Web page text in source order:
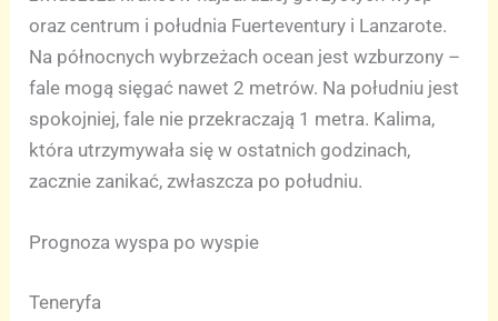
oraz centrum i południa Fuerteventury i Lanzarote.
Na północnych wybrzeżach ocean jest wzburzony –
fale mogą sięgać nawet 2 metrów. Na południu jest
spokojniej, fale nie przekraczają 1 metra. Kalima,
która utrzymywała się w ostatnich godzinach,
zacznie zanikać, zwłaszcza po południu.
Prognoza wyspa po wyspie
Teneryfa